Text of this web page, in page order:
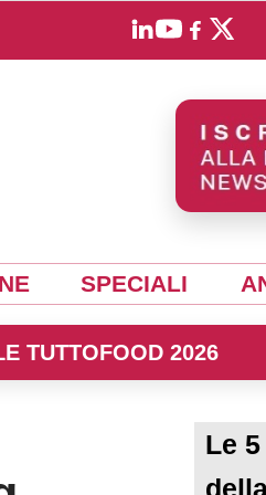
SPECIALI
TUTTOFOOD 2026
Le